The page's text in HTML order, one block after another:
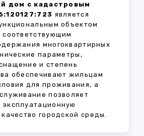
дом с кадастровым
является
объектом
многоквартирных
параметры,
и степень
обеспечивают жильцам
для проживания, а
позволяет
городской среды.